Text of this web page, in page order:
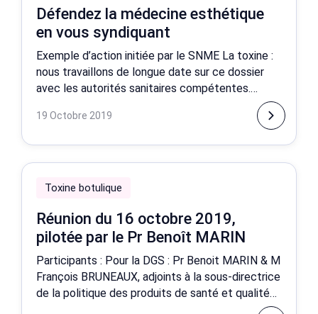
Défendez la médecine esthétique
en vous syndiquant
Exemple d’action initiée par le SNME La toxine :
nous travaillons de longue date sur ce dossier
avec les autorités sanitaires compétentes.
Depuis le 19 octobre 2019, l’ANSM en accord
avec l
19 Octobre 2019
Toxine botulique
Réunion du 16 octobre 2019,
pilotée par le Pr Benoît MARIN
Participants : Pour la DGS : Pr Benoit MARIN & M
François BRUNEAUX, adjoints à la sous-directrice
de la politique des produits de santé et qualité